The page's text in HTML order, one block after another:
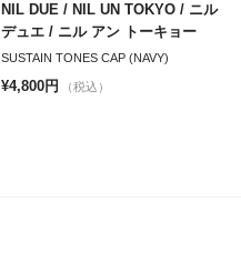
NIL DUE / NIL UN TOKYO / ニル
デュエ / ニル アン トーキョー
SUSTAIN TONES CAP (NAVY)
¥4,800円 （税込）